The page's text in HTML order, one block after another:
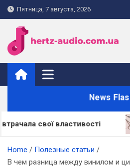
Skip
to
content
Пятница, 7 августа, 2026
hertz-
News
властивості
Home
Полезные статьи
В чем разница между винилом и